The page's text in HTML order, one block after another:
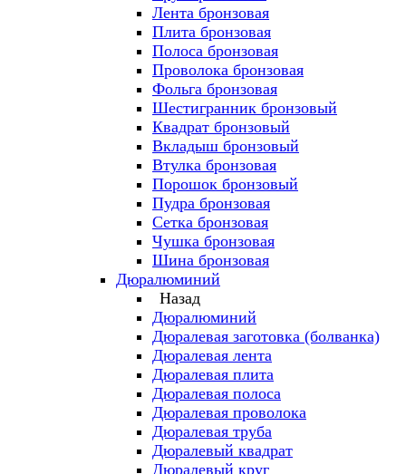
Лента бронзовая
Плита бронзовая
Полоса бронзовая
Проволока бронзовая
Фольга бронзовая
Шестигранник бронзовый
Квадрат бронзовый
Вкладыш бронзовый
Втулка бронзовая
Порошок бронзовый
Пудра бронзовая
Сетка бронзовая
Чушка бронзовая
Шина бронзовая
Дюралюминий
Назад
Дюралюминий
Дюралевая заготовка (болванка)
Дюралевая лента
Дюралевая плита
Дюралевая полоса
Дюралевая проволока
Дюралевая труба
Дюралевый квадрат
Дюралевый круг